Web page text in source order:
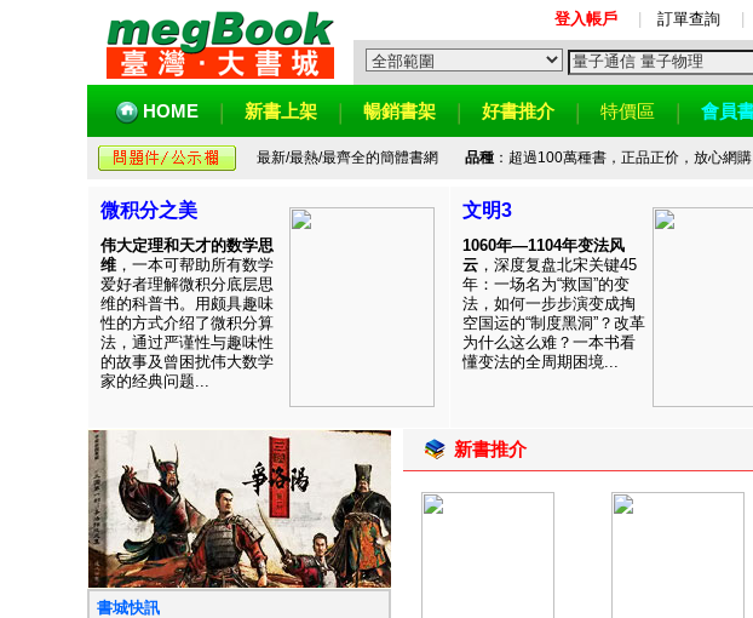
登入帳戶 訂單查詢
HOME 新書上架 暢銷書架 好書推介 特價區 會員
最新/最熱/最齊全的簡體書網 品種：超過100萬種書，正品正价，放心網
微积分之美
伟大定理和天才的数学思
维 ，一本可帮助所有数学
爱好者理解微积分底层思
维的科普书。用颇具趣味
性的方式介绍了微积分算
法，通过严谨性与趣味性
的故事及曾困扰伟大数学
家的经典问题...
文明3
1060年—1104年变法风
云 ，深度复盘北宋关键45
年：一场名为“救国”的变
法，如何一步步演变成掏
空国运的“制度黑洞”？改革
为什么这么难？一本书看
懂变法的全周期困境...
書城快訊
新書推介